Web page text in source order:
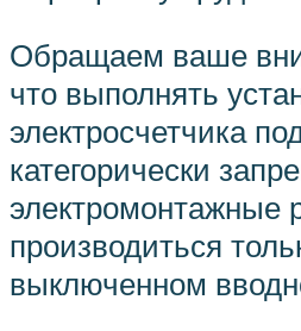
Обращаем ваше
что выполнять
электросчетчика
категорически
электромонтажные
производиться
выключенном